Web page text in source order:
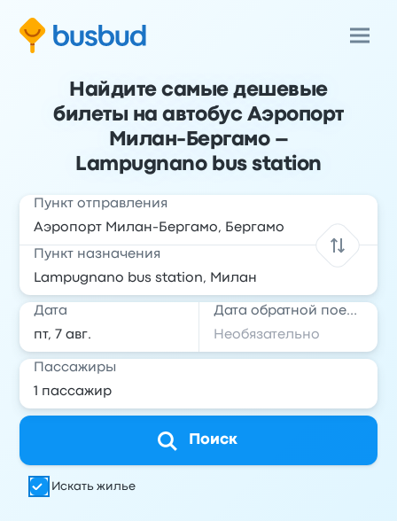
Найдите самые дешевые
билеты на автобус Аэропорт
Милан-Бергамо –
Lampugnano bus station
Пункт отправления
Пункт назначения
Дата Дата обратной поездки
Пассажиры
Поиск
Искать жилье